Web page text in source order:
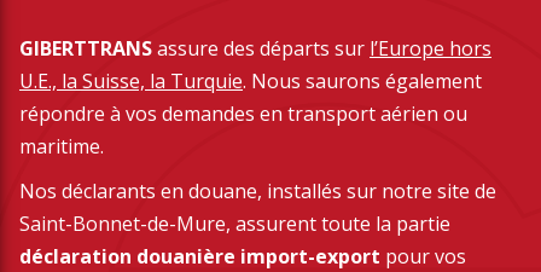
GIBERTTRANSassure des départs sur l’Europe hors
U.E., la Suisse, la Turquie. Nous saurons également
répondre à vos demandes en transport aérien ou
maritime.
Nos déclarants en douane, installés sur notre site de
Saint-Bonnet-de-Mure, assurent toute la partie
déclaration douanière import-export pour vos